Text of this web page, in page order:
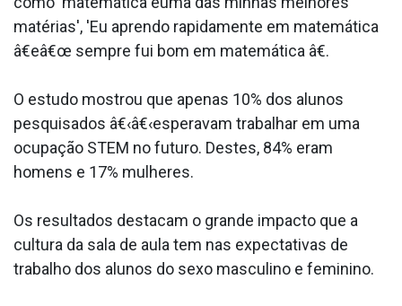
matérias', 'Eu aprendo rapidamente em matemática
â€eâ€œ sempre fui bom em matemática â€.
O estudo mostrou que apenas 10% dos alunos
pesquisados â€‹â€‹esperavam trabalhar em uma
ocupação STEM no futuro. Destes, 84% eram
homens e 17% mulheres.
Os resultados destacam o grande impacto que a
cultura da sala de aula tem nas expectativas de
trabalho dos alunos do sexo masculino e feminino.